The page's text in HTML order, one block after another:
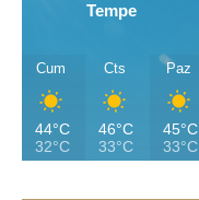
Tempe
Cum
44°C
32°C
Cts
46°C
33°C
Paz
45°C
33°C